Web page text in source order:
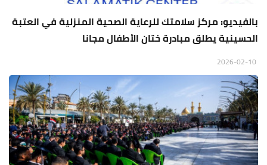
بالفيديو: مركز سلامتك للرعاية الصحية المنزلية في العتبة
الحسينية يطلق مبادرة ختان الأطفال مجانا